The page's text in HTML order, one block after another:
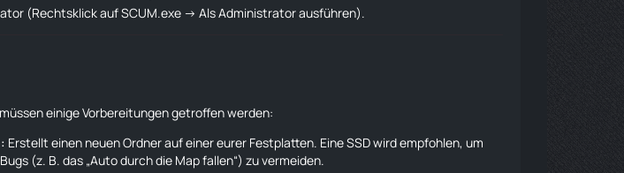
(Rechtsklick auf SCUM.exe → Als Administrator ausführen).
einige Vorbereitungen getroffen werden:
Erstellt einen neuen Ordner auf einer eurer Festplatten. Eine SSD wird empfohlen, um
(z. B. das „Auto durch die Map fallen“) zu vermeiden.